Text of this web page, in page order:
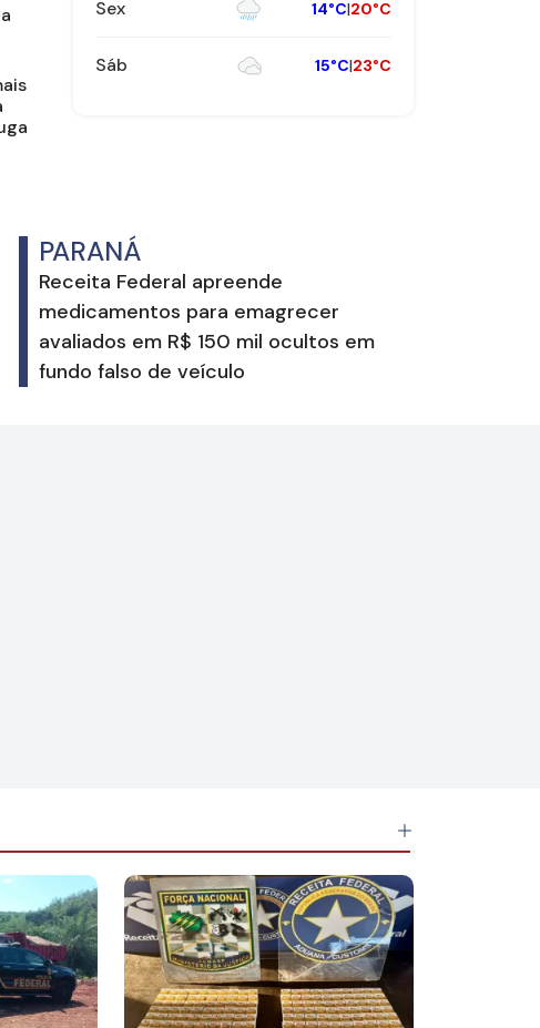
Sex 20°C
|
14°C
Sáb 23°C
|
15°C
PARANÁ
Receita Federal apreende
medicamentos para emagrecer
avaliados em R$ 150 mil ocultos em
fundo falso de veículo